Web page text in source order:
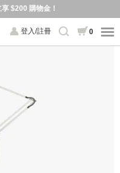
$200 購物金！
登入/註冊 0